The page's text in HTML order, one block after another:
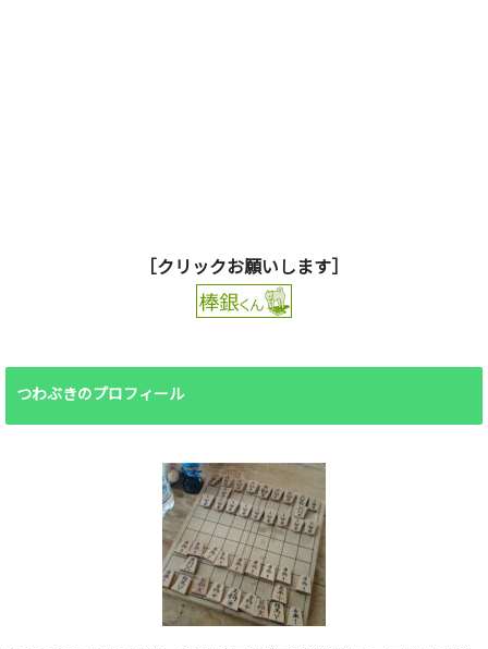
［クリックお願いします］
つわぶきのプロフィール